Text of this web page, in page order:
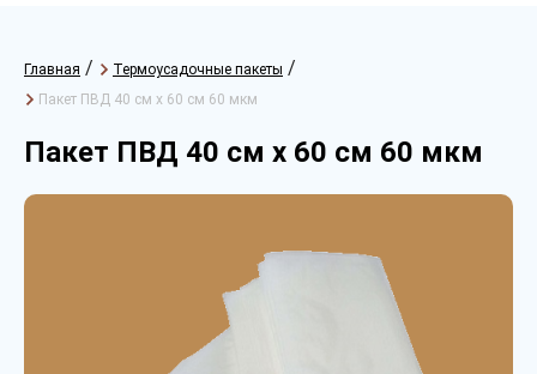
Главная / Термоусадочные пакеты /
Пакет ПВД 40 см х 60 см 60 мкм
Пакет ПВД 40 см х 60 см 60 мкм